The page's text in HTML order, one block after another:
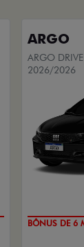
ARGO
ARGO
2026/2026
TAXA ZERO